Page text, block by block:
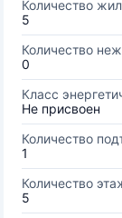
Количество
5
Количество
0
Класс
Не присвоен
Количество
1
Количество
5